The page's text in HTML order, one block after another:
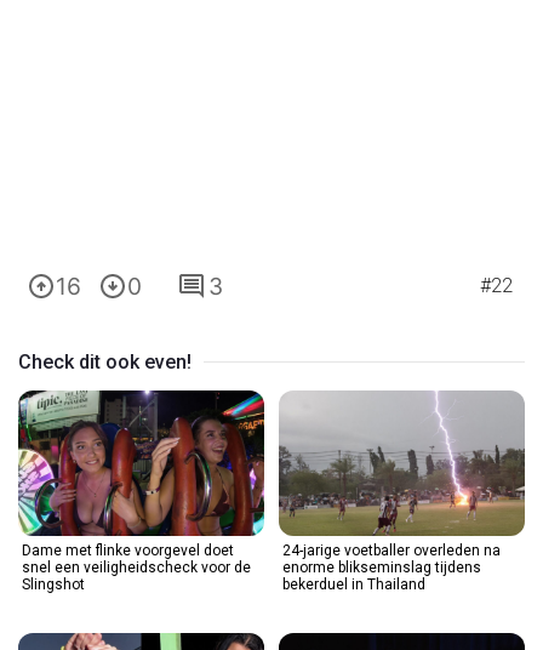
16 0 3 #22
Check dit ook even!
Dame met flinke voorgevel doet
snel een veiligheidscheck voor de
Slingshot
24-jarige voetballer overleden na
enorme blikseminslag tijdens
bekerduel in Thailand